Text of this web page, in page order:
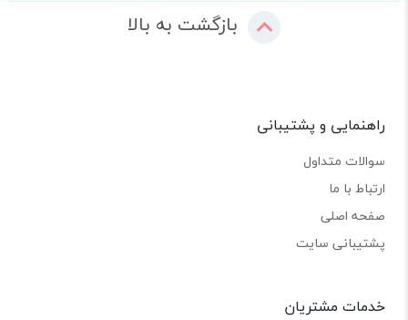
بازگشت به بالا
راهنمایی و پشتیبانی
سوالات متداول
ارتباط با ما
صفحه اصلی
پشتیبانی سایت
خدمات مشتریان